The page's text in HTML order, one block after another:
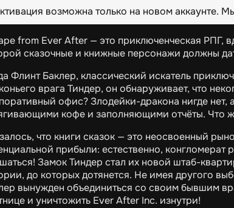
возможна только на новом аккаунте.
from Ever After — это приключенческая РПГ,
сказочные и книжные персонажи должны
Флинт Баклер, классический искатель
врага Тиндер, он обнаруживает, что
офис? Злодейки-дракона нигде нет,
кофе и заполняющими отчёты. Что
что книги сказок — это неосвоенный
прибыли: естественно,
Замок Тиндер стал их новой штаб-
до которых дотянется. Не имея другого
вынужден объединиться со своим бывшим
и уничтожить Ever After Inc. изнутри!